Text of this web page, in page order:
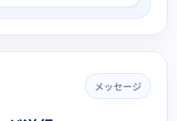
メッセージ